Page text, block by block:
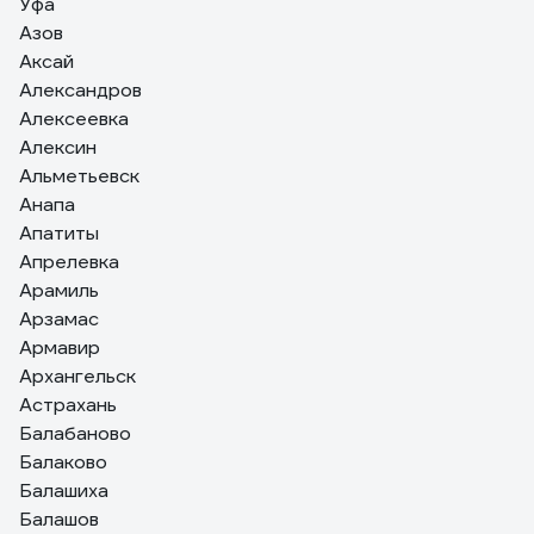
Азов
Аксай
Александров
Алексеевка
Алексин
Альметьевск
Анапа
Апатиты
Апрелевка
Арамиль
Арзамас
Армавир
Архангельск
Астрахань
Балабаново
Балаково
Балашиха
Балашов